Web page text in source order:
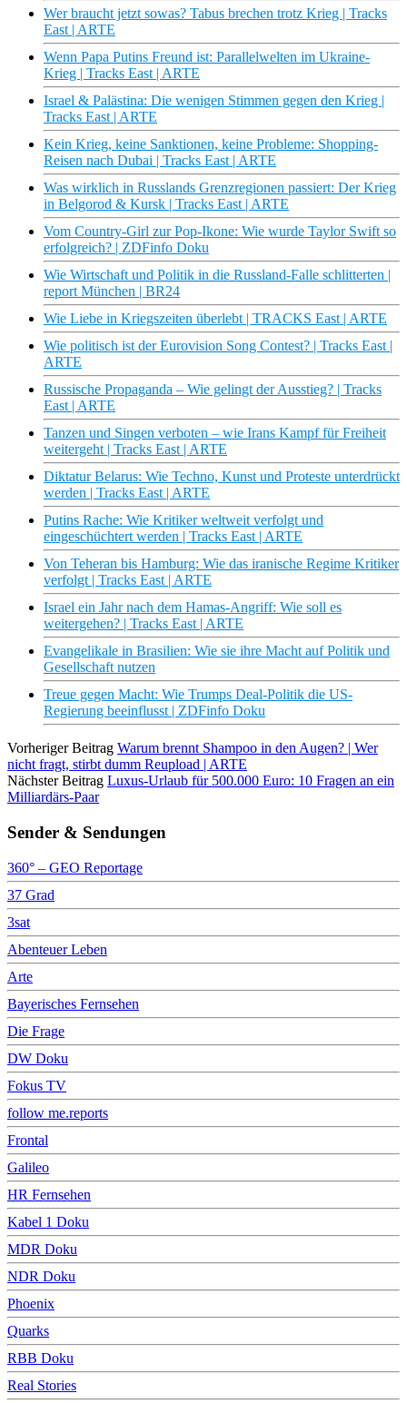
Wer braucht jetzt sowas? Tabus brechen trotz Krieg | Tracks
East | ARTE
Wenn Papa Putins Freund ist: Parallelwelten im Ukraine-
Krieg | Tracks East | ARTE
Israel & Palästina: Die wenigen Stimmen gegen den Krieg |
Tracks East | ARTE
Kein Krieg, keine Sanktionen, keine Probleme: Shopping-
Reisen nach Dubai | Tracks East | ARTE
Was wirklich in Russlands Grenzregionen passiert: Der Krieg
in Belgorod & Kursk | Tracks East | ARTE
Vom Country-Girl zur Pop-Ikone: Wie wurde Taylor Swift so
erfolgreich? | ZDFinfo Doku
Wie Wirtschaft und Politik in die Russland-Falle schlitterten |
report München | BR24
Wie Liebe in Kriegszeiten überlebt | TRACKS East | ARTE
Wie politisch ist der Eurovision Song Contest? | Tracks East |
ARTE
Russische Propaganda – Wie gelingt der Ausstieg? | Tracks
East | ARTE
Tanzen und Singen verboten – wie Irans Kampf für Freiheit
weitergeht | Tracks East | ARTE
Diktatur Belarus: Wie Techno, Kunst und Proteste unterdrückt
werden | Tracks East | ARTE
Putins Rache: Wie Kritiker weltweit verfolgt und
eingeschüchtert werden | Tracks East | ARTE
Von Teheran bis Hamburg: Wie das iranische Regime Kritiker
verfolgt | Tracks East | ARTE
Israel ein Jahr nach dem Hamas-Angriff: Wie soll es
weitergehen? | Tracks East | ARTE
Evangelikale in Brasilien: Wie sie ihre Macht auf Politik und
Gesellschaft nutzen
Treue gegen Macht: Wie Trumps Deal-Politik die US-
Regierung beeinflusst | ZDFinfo Doku
Vorheriger Beitrag Warum brennt Shampoo in den Augen? | Wer
nicht fragt, stirbt dumm Reupload | ARTE
Nächster Beitrag Luxus-Urlaub für 500.000 Euro: 10 Fragen an ein
Milliardärs-Paar
Sender & Sendungen
360° – GEO Reportage
37 Grad
3sat
Abenteuer Leben
Arte
Bayerisches Fernsehen
Die Frage
DW Doku
Fokus TV
follow me.reports
Frontal
Galileo
HR Fernsehen
Kabel 1 Doku
MDR Doku
NDR Doku
Phoenix
Quarks
RBB Doku
Real Stories